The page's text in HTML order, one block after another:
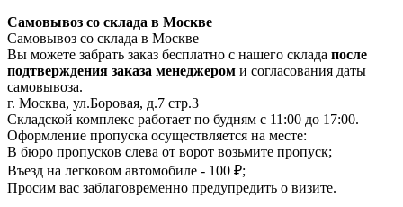
Самовывоз со склада в Москве
Самовывоз со склада в Москве
Вы можете забрать заказ бесплатно с нашего склада после
подтверждения заказа менеджером и согласования даты
самовывоза.
г. Москва, ул.Боровая, д.7 стр.3
Складской комплекс работает по будням с 11:00 до 17:00.
Оформление пропуска осуществляется на месте:
В бюро пропусков слева от ворот возьмите пропуск;
Въезд на легковом автомобиле - 100 ₽;
Просим вас заблаговременно предупредить о визите.